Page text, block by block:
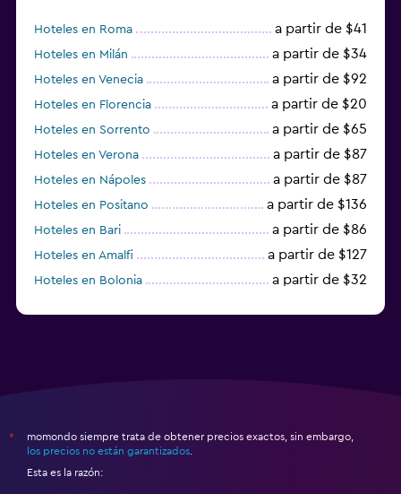
Hoteles en Roma a partir de $41
Hoteles en Milán a partir de $34
Hoteles en Venecia a partir de $92
Hoteles en Florencia a partir de $20
Hoteles en Sorrento a partir de $65
Hoteles en Verona a partir de $87
Hoteles en Nápoles a partir de $87
Hoteles en Positano a partir de $136
Hoteles en Bari a partir de $86
Hoteles en Amalfi a partir de $127
Hoteles en Bolonia a partir de $32
*
momondo siempre trata de obtener precios exactos, sin embargo,
los precios no están garantizados
Esta es la razón: